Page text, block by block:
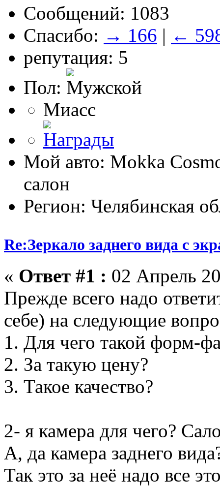
Сообщений: 1083
Спасибо: → 166 | ←
репутация: 5
Пол:
Миасс
Мой авто: Mokka
салон
Регион: Челябинская
Re:Зеркало заднего вида с
« Ответ #1 : 02 Апрель
Прежде всего надо
себе) на следующие
1. Для чего такой форм-
2. За такую цену?
3. Такое качество?
2- я камера для чего?
А, да камера заднего
Так это за неё надо все